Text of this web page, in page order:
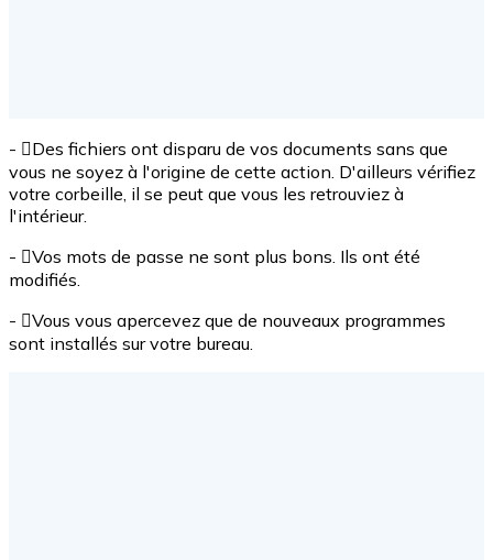
- Des fichiers ont disparu de vos documents sans que
vous ne soyez à l'origine de cette action. D'ailleurs vérifiez
votre corbeille, il se peut que vous les retrouviez à
l'intérieur.
- Vos mots de passe ne sont plus bons. Ils ont été
modifiés.
- Vous vous apercevez que de nouveaux programmes
sont installés sur votre bureau.